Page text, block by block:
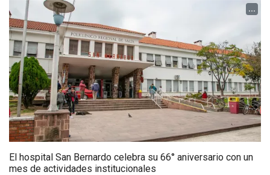
...
El hospital San Bernardo celebra su 66° aniversario con un
mes de actividades institucionales